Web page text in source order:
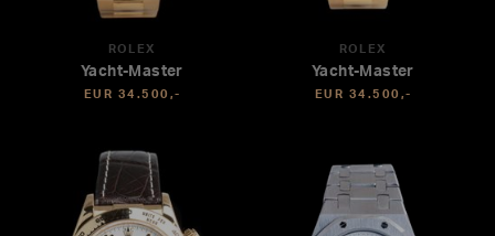
ROLEX
Yacht-Master
EUR 34.500,-
ROLEX
Yacht-Master
EUR 34.500,-